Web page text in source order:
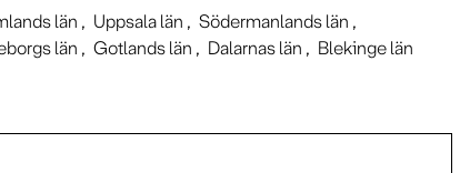
län Uppsala län
Södermanlands län
län Gotlands län Dalarnas län Blekinge län